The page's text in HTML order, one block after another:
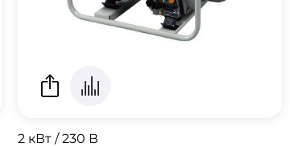
2 кВт / 230 В